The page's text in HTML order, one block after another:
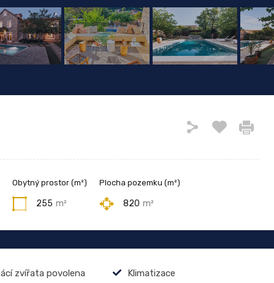
Obytný prostor (m²)
255 m²
Plocha pozemku (m²)
820 m²
zvířata povolena Klimatizace